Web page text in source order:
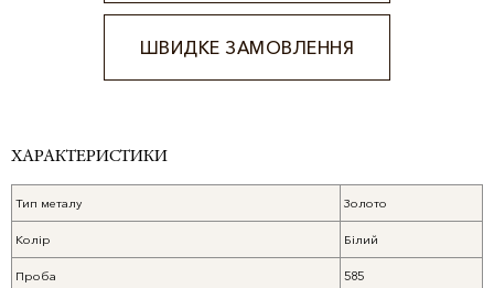
ШВИДКЕ ЗАМОВЛЕННЯ
ХАРАКТЕРИСТИКИ
Тип металу Золото
Колір Білий
Проба 585